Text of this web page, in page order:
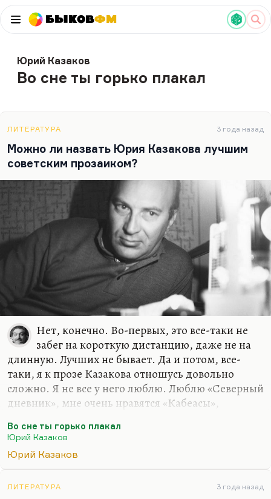
БыковФМ
Юрий Казаков
Во сне ты горько плакал
ЛИТЕРАТУРА 3 года назад
Можно ли назвать Юрия Казакова лучшим
советским прозаиком?
Нет, конечно. Во-первых, это все-таки не
забег на короткую дистанцию, даже не на
длинную. Лучших не бывает. Да и потом, все-
таки, я к прозе Казакова отношусь довольно
сложно. Я не все у него люблю. Люблю «Северный
дневник», мне очень нравятся «Кабеасы»,
чрезвычайно симпатичен его поздний рассказ
«Свечечка», меня совершенно потрясает рассказ
«Во сне ты горько плакал», гениальный, на мой
Во сне ты горько плакал
Юрий Казаков
Юрий Казаков
ЛИТЕРАТУРА 3 года назад